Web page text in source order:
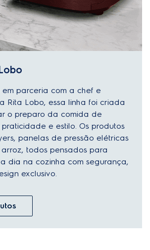
em parceria com a chef e
Rita Lobo, essa linha foi criada
o preparo da comida de
e estilo. Os produtos
panelas de pressão elétricas
todos pensados para
dia na cozinha com segurança,
exclusivo.